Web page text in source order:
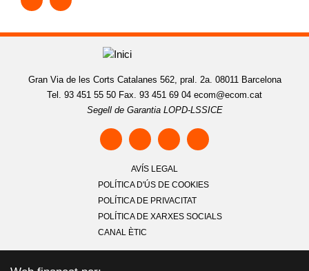
Gran Via de les Corts Catalanes 562, pral. 2a. 08011 Barcelona
Tel. 93 451 55 50 Fax. 93 451 69 04 ecom@ecom.cat
Segell de Garantia LOPD-LSSICE
AVÍS LEGAL
POLÍTICA D'ÚS DE COOKIES
POLÍTICA DE PRIVACITAT
POLÍTICA DE XARXES SOCIALS
CANAL ÈTIC